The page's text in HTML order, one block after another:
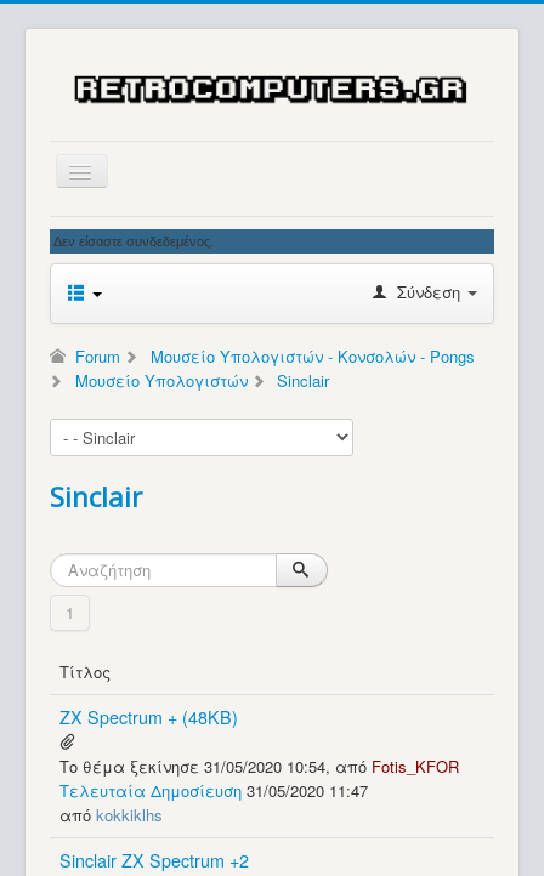
Αρχική
Συλλογές / Projects
Διάφορα
Βοήθεια
Δεν είσαστε συνδεδεμένος.
Σύνδεση
Forum
Μουσείο Υπολογιστών - Κονσολών - Pongs
Μουσείο Υπολογιστών
Sinclair
Sinclair
1
Τίτλος
ZX Spectrum + (48KB)
Το θέμα ξεκίνησε 31/05/2020 10:54, από Fotis_KFOR
Τελευταία Δημοσίευση 31/05/2020 11:47
από kokkiklhs
Sinclair ZX Spectrum +2